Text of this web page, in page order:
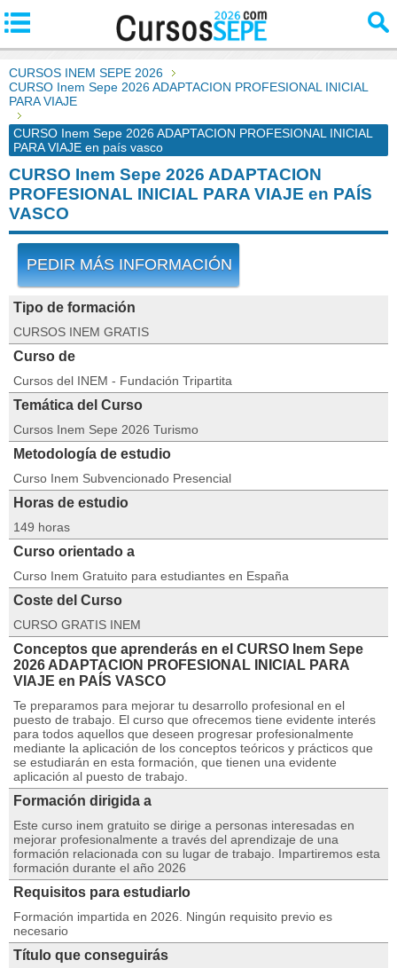
CURSOS INEM SEPE 2026
CURSO Inem Sepe 2026 ADAPTACION PROFESIONAL INICIAL
PARA VIAJE
CURSO Inem Sepe 2026 ADAPTACION PROFESIONAL INICIAL
PARA VIAJE en país vasco
CURSO Inem Sepe 2026 ADAPTACION
PROFESIONAL INICIAL PARA VIAJE en PAÍS
VASCO
PEDIR MÁS INFORMACIÓN
Tipo de formación
CURSOS INEM GRATIS
Curso de
Cursos del INEM - Fundación Tripartita
Temática del Curso
Cursos Inem Sepe 2026 Turismo
Metodología de estudio
Curso Inem Subvencionado Presencial
Horas de estudio
149 horas
Curso orientado a
Curso Inem Gratuito para estudiantes en España
Coste del Curso
CURSO GRATIS INEM
Conceptos que aprenderás en el CURSO Inem Sepe
2026 ADAPTACION PROFESIONAL INICIAL PARA
VIAJE en PAÍS VASCO
Te preparamos para mejorar tu desarrollo profesional en el
puesto de trabajo. El curso que ofrecemos tiene evidente interés
para todos aquellos que deseen progresar profesionalmente
mediante la aplicación de los conceptos teóricos y prácticos que
se estudiarán en esta formación, que tienen una evidente
aplicación al puesto de trabajo.
Formación dirigida a
Este curso inem gratuito se dirige a personas interesadas en
mejorar profesionalmente a través del aprendizaje de una
formación relacionada con su lugar de trabajo. Impartiremos esta
formación durante el año 2026
Requisitos para estudiarlo
Formación impartida en 2026. Ningún requisito previo es
necesario
Título que conseguirás